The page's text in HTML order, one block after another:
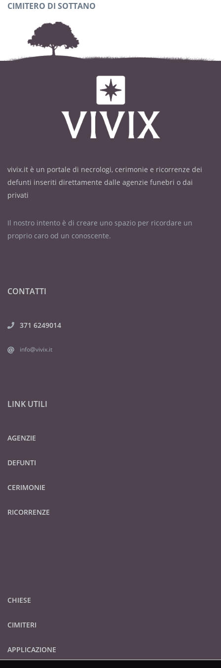
CIMITERO DI SOTTANO
vivix.it è un portale di necrologi, cerimonie e ricorrenze dei
defunti inseriti direttamente dalle agenzie funebri o dai
privati
Il nostro intento è di creare uno spazio per ricordare un
proprio caro od un conoscente.
CONTATTI
371 6249014
info@vivix.it
LINK UTILI
AGENZIE
DEFUNTI
CERIMONIE
RICORRENZE
CHIESE
CIMITERI
APPLICAZIONE